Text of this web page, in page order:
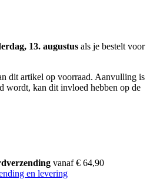
13. augustus als je bestelt voor
dit artikel op voorraad. Aanvulling is
wordt, kan dit invloed hebben op de
vanaf € 64,90
en levering